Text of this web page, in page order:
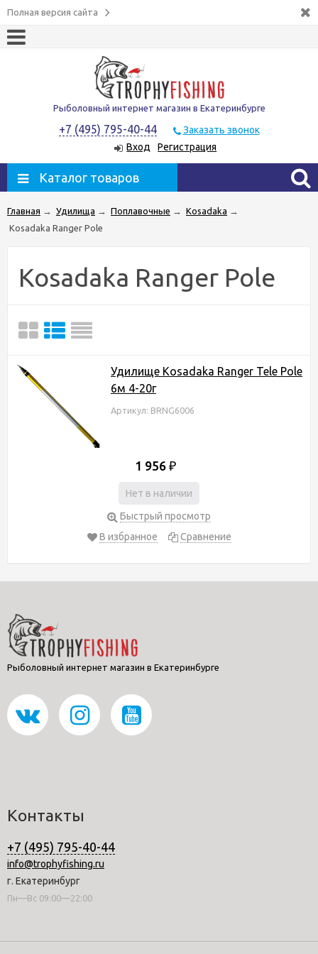
Полная версия сайта
Рыболовный интернет магазин в Екатеринбурге
+7 (495) 795-40-44
Заказать звонок
Вход
Регистрация
Каталог товаров
Главная → Удилища → Поплавочные → Kosadaka →
Kosadaka Ranger Pole
Kosadaka Ranger Pole
Удилище Kosadaka Ranger Tele Pole
6м 4-20г
Артикул: BRNG6006
1 956 ₽
Нет в наличии
Быстрый просмотр
В избранное
Сравнение
Рыболовный интернет магазин в Екатеринбурге
Контакты
+7 (495) 795-40-44
info@trophyfishing.ru
г. Екатеринбург
Пн—Вс 09:00—22:00